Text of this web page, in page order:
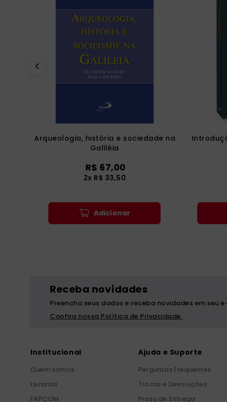
Arqueologia, história e sociedade na
Galiléia
R$ 67,00
2x R$ 33,50
Adicionar
Receba novidades
Preencha seus dados e receba novidades em seu
Confira nossa Política de Privacidade.
Institucional
Quem somos
Livrarias
FAPCOM
Ajuda e Suporte
Perguntas Frequentes
Trocas e Devoluções
Prazo de Entrega